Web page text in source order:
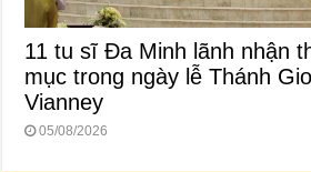
11 tu sĩ Đa Minh lãnh nhận
mục trong ngày lễ Thánh
Vianney
05/08/2026